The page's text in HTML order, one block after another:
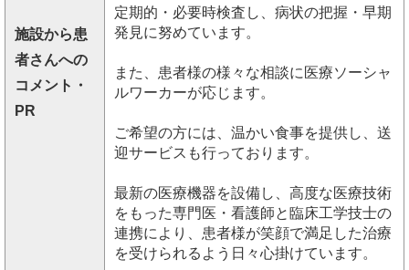
施設から患
者さんへの
コメント・
PR
定期的・必要時検査し、病状の把握・早期
発見に努めています。
また、患者様の様々な相談に医療ソーシャ
ルワーカーが応じます。
ご希望の方には、温かい食事を提供し、送
迎サービスも行っております。
最新の医療機器を設備し、高度な医療技術
をもった専門医・看護師と臨床工学技士の
連携により、患者様が笑顔で満足した治療
を受けられるよう日々心掛けています。